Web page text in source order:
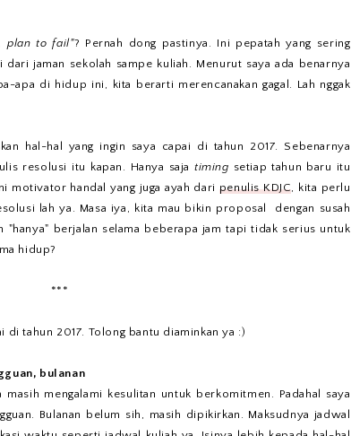
plan to fail"? Pernah dong pastinya. Ini pepatah yang sering
jaman sekolah sampe kuliah. Menurut saya ada benarnya
apa di hidup ini, kita berarti merencanakan gagal. Lah nggak
hal-hal yang ingin saya capai di tahun 2017. Sebenarnya
resolusi itu kapan. Hanya saja timing setiap tahun baru itu
motivator handal yang juga ayah dari penulis KDJC, kita perlu
lah ya. Masa iya, kita mau bikin proposal dengan susah
"hanya" berjalan selama beberapa jam tapi tidak serius untuk
hidup?
***
di tahun 2017. Tolong bantu diaminkan ya :)
bulanan
masih mengalami kesulitan untuk berkomitmen. Padahal saya
Bulanan belum sih, masih dipikirkan. Maksudnya jadwal